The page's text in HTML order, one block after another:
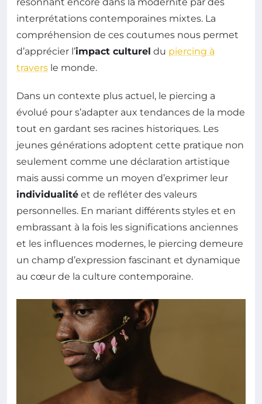
interprétations contemporaines mixtes. La
compréhension de ces coutumes nous permet
d’apprécier l’impact culturel du piercing à
travers le monde.
Dans un contexte plus actuel, le piercing a
évolué pour s’adapter aux tendances de la mode
tout en gardant ses racines historiques. Les
jeunes générations adoptent cette pratique non
seulement comme une déclaration artistique
mais aussi comme un moyen d’exprimer leur
individualité et de refléter des valeurs
personnelles. En mariant différents styles et en
embrassant à la fois les significations anciennes
et les influences modernes, le piercing demeure
un champ d’expression fascinant et dynamique
au cœur de la culture contemporaine.